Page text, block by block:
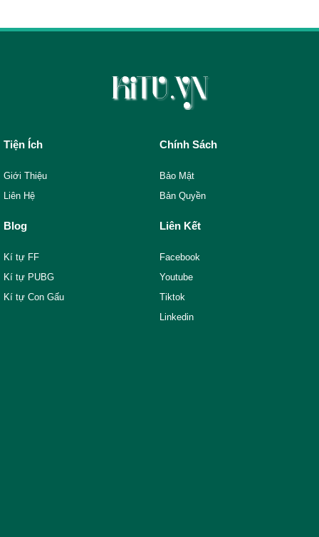
Tiện Ích
Giới Thiệu
Liên Hệ
Chính Sách
Bảo Mật
Bản Quyền
Blog
Kí tự FF
Kí tự PUBG
Kí tự Con Gấu
Liên Kết
Facebook
Youtube
Tiktok
Linkedin